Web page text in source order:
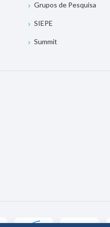
Grupos de Pesquisa
SIEPE
Summit